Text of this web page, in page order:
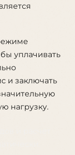
уплачивать
и заключать
нагрузку.